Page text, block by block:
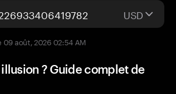
USD
09 août, 2026 02:54 AM
illusion ? Guide complet de